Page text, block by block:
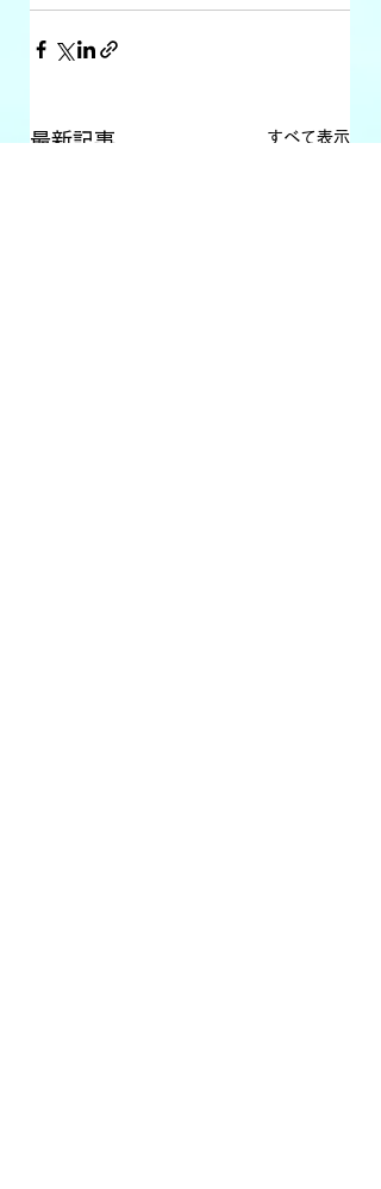
最新記事 すべて表示